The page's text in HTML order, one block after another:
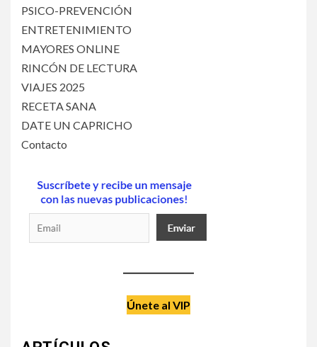
PSICO-PREVENCIÓN
ENTRETENIMIENTO
MAYORES ONLINE
RINCÓN DE LECTURA
VIAJES 2025
RECETA SANA
DATE UN CAPRICHO
Contacto
Únete al VIP